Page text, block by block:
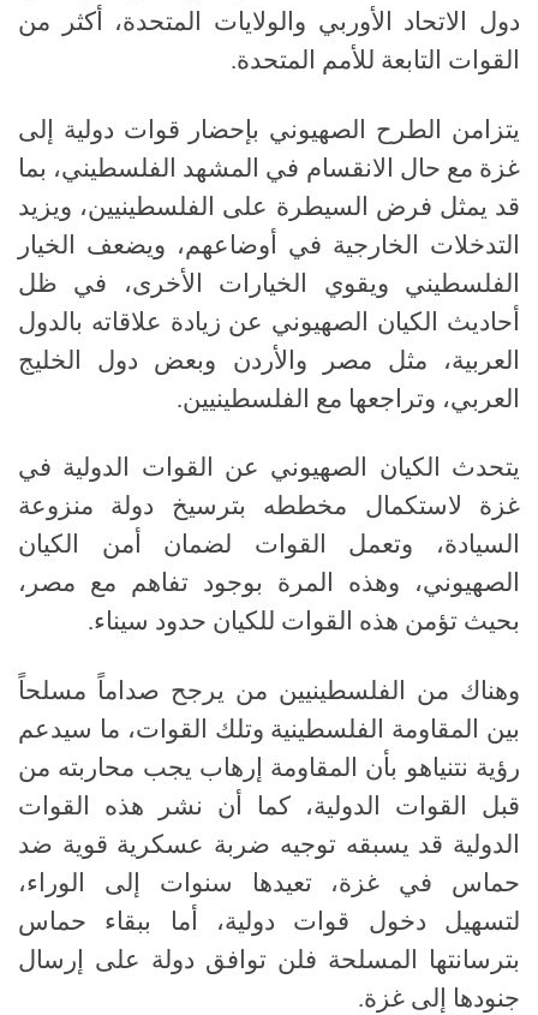
دول الاتحاد الأوربي والولايات المتحدة، أكثر من
القوات التابعة للأمم المتحدة.
يتزامن الطرح الصهيوني بإحضار قوات دولية إلى
غزة مع حال الانقسام في المشهد الفلسطيني، بما
قد يمثل فرض السيطرة على الفلسطينيين، ويزيد
التدخلات الخارجية في أوضاعهم، ويضعف الخيار
الفلسطيني ويقوي الخيارات الأخرى، في ظل
أحاديث الكيان الصهيوني عن زيادة علاقاته بالدول
العربية، مثل مصر والأردن وبعض دول الخليج
العربي، وتراجعها مع الفلسطينيين.
يتحدث الكيان الصهيوني عن القوات الدولية في
غزة لاستكمال مخططه بترسيخ دولة منزوعة
السيادة، وتعمل القوات لضمان أمن الكيان
الصهيوني، وهذه المرة بوجود تفاهم مع مصر،
بحيث تؤمن هذه القوات للكيان حدود سيناء.
وهناك من الفلسطينيين من يرجح صداماً مسلحاً
بين المقاومة الفلسطينية وتلك القوات، ما سيدعم
رؤية نتنياهو بأن المقاومة إرهاب يجب محاربته من
قبل القوات الدولية، كما أن نشر هذه القوات
الدولية قد يسبقه توجيه ضربة عسكرية قوية ضد
حماس في غزة، تعيدها سنوات إلى الوراء،
لتسهيل دخول قوات دولية، أما ببقاء حماس
بترسانتها المسلحة فلن توافق دولة على إرسال
جنودها إلى غزة.